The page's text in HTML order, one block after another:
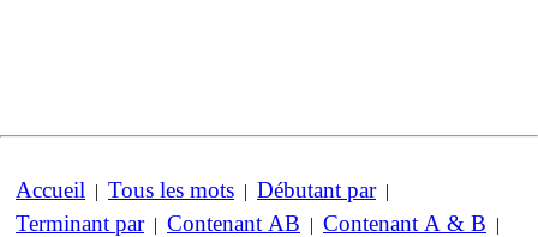
Accueil | Tous les mots | Débutant par|
Terminant par| Contenant AB | Contenant A & B |